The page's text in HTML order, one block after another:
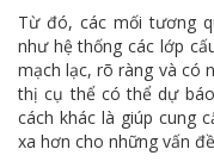
Từ đó, các mối tương
như hệ thống các lớp
mạch lạc, rõ ràng và có
thị cụ thể có thể dự
cách khác là giúp cung
xa hơn cho những vấn